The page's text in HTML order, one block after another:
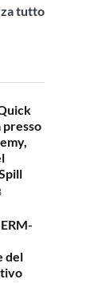
tutto
presso
del